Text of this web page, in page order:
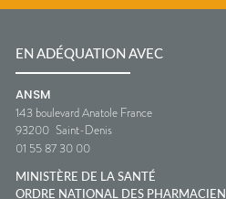
EN ADÉQUATION AVEC
ANSM
143 boulevard Anatole France
93200 Saint-Denis
01 55 87 30 00
MINISTÈRE DE LA SANTÉ
ORDRE NATIONAL DES